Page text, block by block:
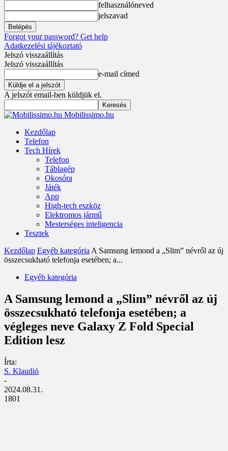
felhasználóneved
jelszavad
Forgot your password? Get help
Adatkezelési tájékoztató
Jelszó visszaállítás
Jelszó visszaállítás
e-mail címed
A jelszót email-ben küldjük el.
Mobilissimo.hu
Kezdőlap
Telefon
Tech Hírek
Telefon
Táblagép
Okosóra
Játék
App
High-tech eszköz
Elektromos jármű
Mesterséges inteligencia
Tesztek
Kezdőlap Egyéb kategória A Samsung lemond a „Slim” névről az új
összecsukható telefonja esetében; a...
Egyéb kategória
A Samsung lemond a „Slim” névről az új
összecsukható telefonja esetében; a
végleges neve Galaxy Z Fold Special
Edition lesz
Írta:
S. Klaudió
-
2024.08.31.
1801